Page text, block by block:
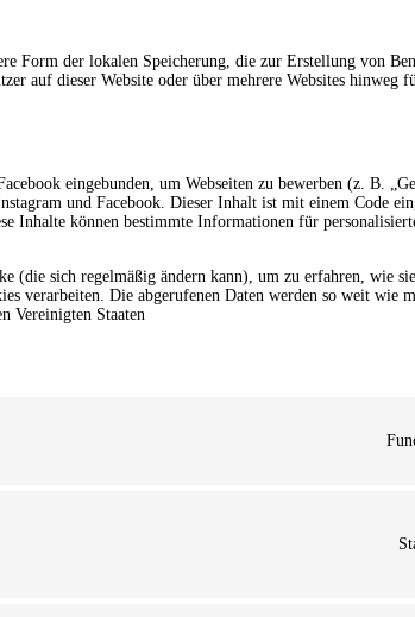
Form der lokalen Speicherung, die zur Erstellung von
auf dieser Website oder über mehrere Websites hinweg
eingebunden, um Webseiten zu bewerben (z. B.
und Facebook. Dieser Inhalt ist mit einem Code
Inhalte können bestimmte Informationen für
(die sich regelmäßig ändern kann), um zu erfahren, wie
verarbeiten. Die abgerufenen Daten werden so weit wie
Vereinigten Staaten